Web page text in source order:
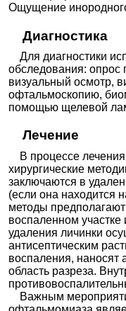
Ощущение
Диагностика
Для диагностики
обследования: опрос
визуальный осмотр,
офтальмоскопию,
помощью щелевой
Лечение
В процессе лечения
хирургические
заключаются в
(если она находится
методы
воспаленном
удаления личинки
антисептическим
воспаления, наносят
область разреза.
Важным